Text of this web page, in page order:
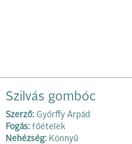
Szilvás gombóc
Szerző: Győrffy Árpád
Fogás: főételek
Nehézség: Könnyű